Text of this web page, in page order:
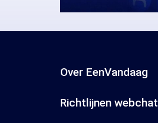
Over EenVandaag
Richtlijnen webchat